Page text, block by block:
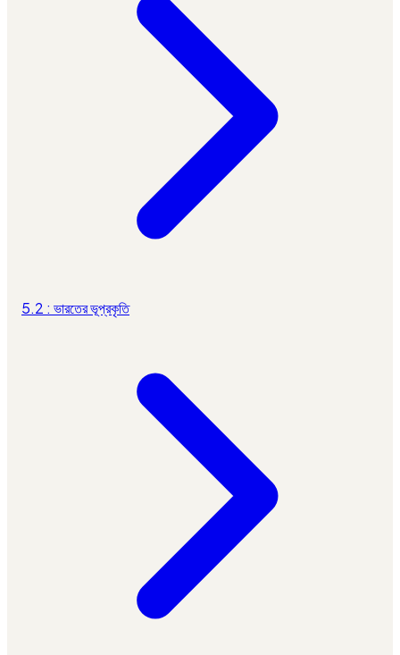
5.2 : ভারতের ভূপ্রকৃতি